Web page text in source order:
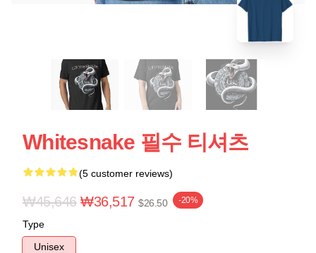
Whitesnake 필수 티셔츠
(5 customer reviews)
₩45,646 ₩36,517 $26.50 -20%
Type
Unisex